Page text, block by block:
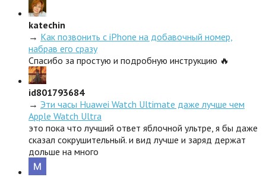
katechin
→ Как позвонить с iPhone на добавочный номер,
набрав его сразу
Спасибо за простую и подробную инструкцию 🔥
id801793684
→ Эти часы Huawei Watch Ultimate даже лучше чем
Apple Watch Ultra
это пока что лучший ответ яблочной ультре, я бы даже
сказал сокрушительный. и вид лучше и заряд держат
дольше на много